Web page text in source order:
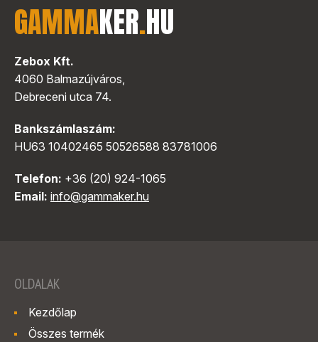
GAMMAKER.HU
Zebox Kft.
4060 Balmazújváros,
Debreceni utca 74.
Bankszámlaszám:
HU63 10402465 50526588 83781006
Telefon: +36 (20) 924-1065
Email: info@gammaker.hu
OLDALAK
Kezdőlap
Összes termék